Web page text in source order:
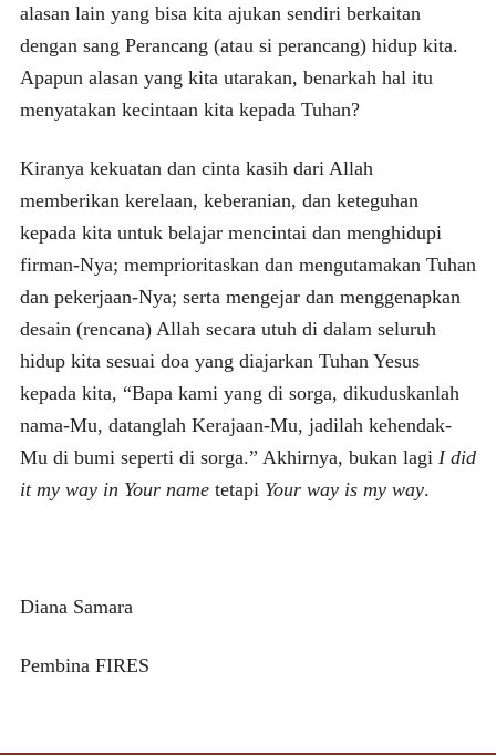
alasan lain yang bisa kita ajukan sendiri berkaitan
dengan sang Perancang (atau si perancang) hidup kita.
Apapun alasan yang kita utarakan, benarkah hal itu
menyatakan kecintaan kita kepada Tuhan?
Kiranya kekuatan dan cinta kasih dari Allah
memberikan kerelaan, keberanian, dan keteguhan
kepada kita untuk belajar mencintai dan menghidupi
firman-Nya; memprioritaskan dan mengutamakan Tuhan
dan pekerjaan-Nya; serta mengejar dan menggenapkan
desain (rencana) Allah secara utuh di dalam seluruh
hidup kita sesuai doa yang diajarkan Tuhan Yesus
kepada kita, “Bapa kami yang di sorga, dikuduskanlah
nama-Mu, datanglah Kerajaan-Mu, jadilah kehendak-
Mu di bumi seperti di sorga.” Akhirnya, bukan lagi I did
it my way in Your nametetapi Your way is my way.
Diana Samara
Pembina FIRES